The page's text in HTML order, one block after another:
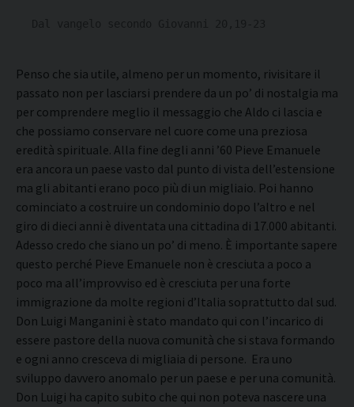
Penso che sia utile, almeno per un momento, rivisitare il
passato non per lasciarsi prendere da un po’ di nostalgia ma
per comprendere meglio il messaggio che Aldo ci lascia e
che possiamo conservare nel cuore come una preziosa
eredità spirituale. Alla fine degli anni ’60 Pieve Emanuele
era ancora un paese vasto dal punto di vista dell’estensione
ma gli abitanti erano poco più di un migliaio. Poi hanno
cominciato a costruire un condominio dopo l’altro e nel
giro di dieci anni è diventata una cittadina di 17.000 abitanti.
Adesso credo che siano un po’ di meno. È importante sapere
questo perché Pieve Emanuele non è cresciuta a poco a
poco ma all’improvviso ed è cresciuta per una forte
immigrazione da molte regioni d’Italia soprattutto dal sud.
Don Luigi Manganini è stato mandato qui con l’incarico di
essere pastore della nuova comunità che si stava formando
e ogni anno cresceva di migliaia di persone. Era uno
sviluppo davvero anomalo per un paese e per una comunità.
Don Luigi ha capito subito che qui non poteva nascere una